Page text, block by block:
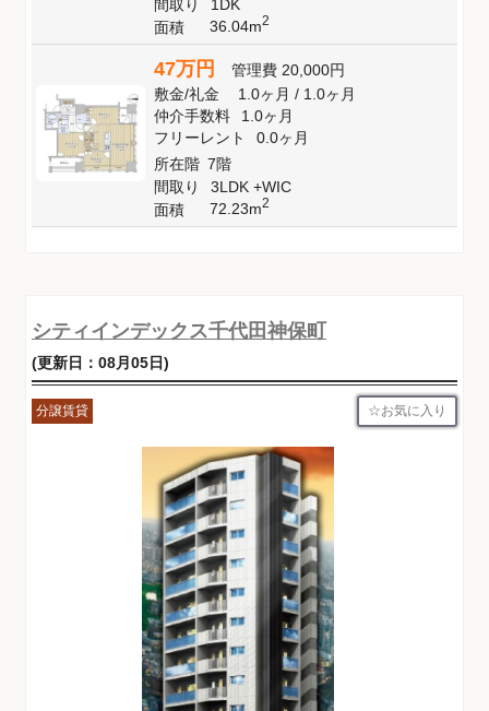
間取り
1DK
面積
36.04m2
47万円 管理費 20,000円
敷金/礼金 1.0ヶ月/ 1.0ヶ月
仲介手数料
1.0ヶ月
フリーレント
0.0ヶ月
所在階 7階
間取り
3LDK +WIC
面積
72.23m2
シティインデックス千代田神保町
(更新日：08月05日)
分譲賃貸 お気に入り